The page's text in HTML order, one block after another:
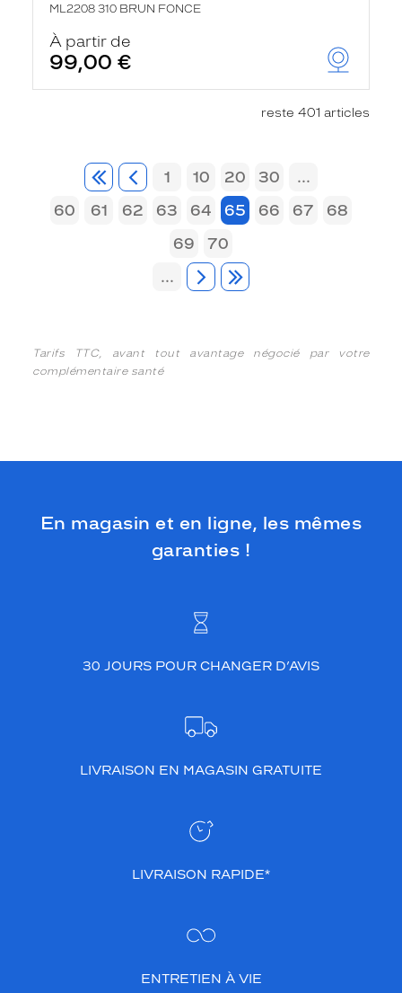
ML2208 310 BRUN FONCE
À partir de
99,00 €
reste 401 articles
1 10 20 30
...
60
61 62 63 64 65 66 67
68
69
70
...
Tarifs TTC, avant tout avantage négocié par votre
complémentaire santé
En magasin et en ligne, les mêmes
garanties !
30 JOURS POUR CHANGER D’AVIS
LIVRAISON EN MAGASIN GRATUITE
LIVRAISON RAPIDE*
ENTRETIEN À VIE